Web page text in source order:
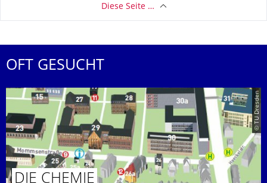
Diese Seite …
OFT GESUCHT
© TU Dresden
DIE CHEMIE